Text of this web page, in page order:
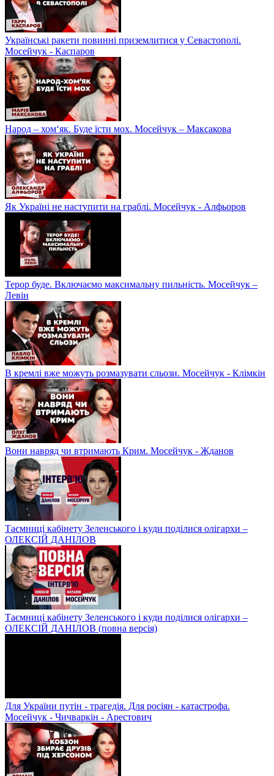
Українські ракети повинні приземлитися у Севастополі.
Мосейчук - Каспаров
Народ – хом‘як. Буде їсти мох. Мосейчук – Максакова
Як Україні не наступити на граблі. Мосейчук - Алфьоров
Терор буде. Включаємо максимальну пильність. Мосейчук –
Левін
В кремлі вже можуть розмазувати сльози. Мосейчук - Клімкін
Вони навряд чи втримають Крим. Мосейчук - Жданов
Таємниці кабінету Зеленського і куди поділися олігархи –
ОЛЕКСІЙ ДАНІЛОВ
Таємниці кабінету Зеленського і куди поділися олігархи –
ОЛЕКСІЙ ДАНІЛОВ (повна версія)
Для України путін - трагедія. Для росіян - катастрофа.
Мосейчук - Чичваркін - Арестович